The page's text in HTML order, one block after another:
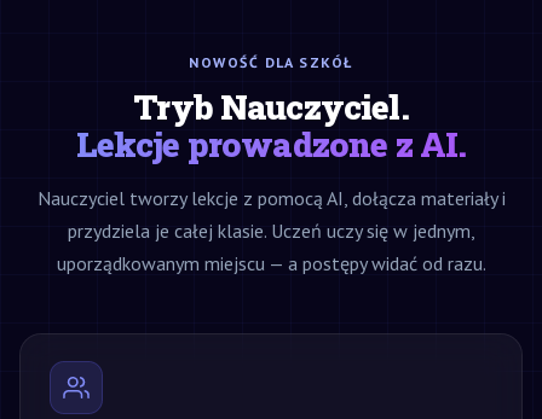
NOWOŚĆ DLA SZKÓŁ
Tryb Nauczyciel.
Lekcje prowadzone z AI.
Nauczyciel tworzy lekcje z pomocą AI, dołącza materiały i
przydziela je całej klasie. Uczeń uczy się w jednym,
uporządkowanym miejscu — a postępy widać od razu.